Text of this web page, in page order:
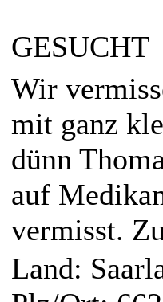
GESUCHT
Wir
mit ganz
dünn
auf
vermisst.
Land: